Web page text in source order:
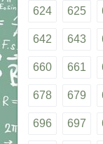
624 625
642 643
660 661
678 679
696 697